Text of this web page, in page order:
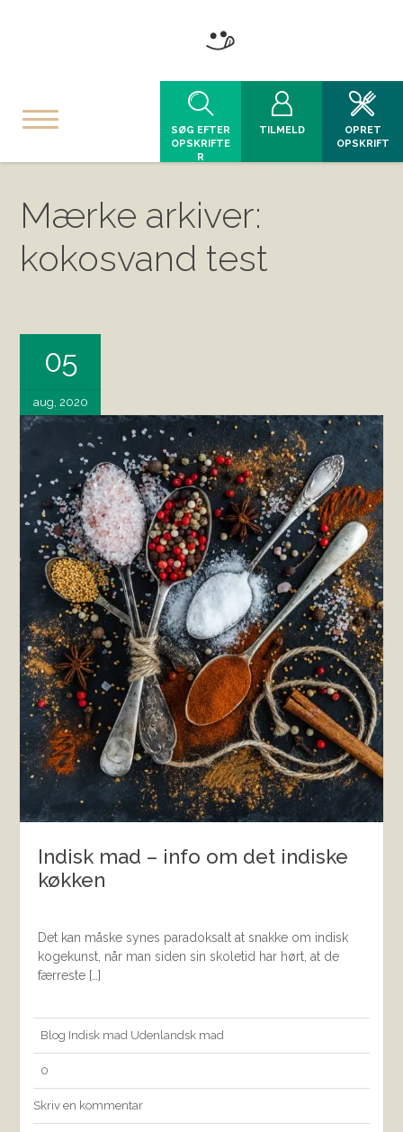
SØG EFTER
OPSKRIFTE
R
TILMELD
OPRET
OPSKRIFT
Mærke arkiver:
kokosvand test
05
aug, 2020
Indisk mad – info om det indiske
køkken
Det kan måske synes paradoksalt at snakke om indisk
kogekunst, når man siden sin skoletid har hørt, at de
færreste […]
Blog Indisk mad Udenlandsk mad
0
Skriv en kommentar